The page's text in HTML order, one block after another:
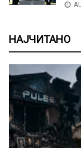
НАЈЧИТАНО